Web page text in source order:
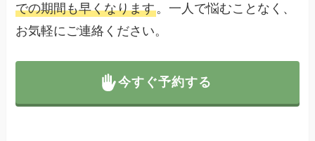
での期間も早くなります。一人で悩むことなく、
お気軽にご連絡ください。
今すぐ予約する